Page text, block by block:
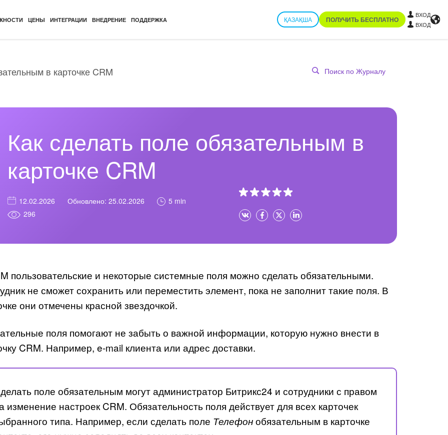
ЦЕНЫ ИНТЕГРАЦИИ ВНЕДРЕНИЕ ПОДДЕРЖКА ҚАЗАҚША ПОЛУЧИТЬ БЕСПЛАТНО
ВХОД
ВХОД
в карточке CRM
Как сделать поле обязательным в
карточке CRM
12.02.2026 Обновлено: 25.02.2026
5 min
296
пользовательские и некоторые системные поля можно сделать обязательными.
не сможет сохранить или переместить элемент, пока не заполнит такие поля. В
они отмечены красной звездочкой.
поля помогают не забыть о важной информации, которую нужно внести в
CRM. Например, e-mail клиента или адрес доставки.
поле обязательным могут администратор Битрикс24 и сотрудники с правом
изменение настроек CRM. Обязательность поля действует для всех карточек
типа. Например, если сделать поле Телефонобязательным в карточке